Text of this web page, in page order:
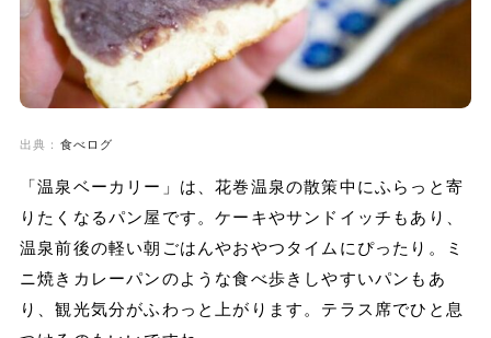
出典： 食べログ
「温泉ベーカリー」は、花巻温泉の散策中にふらっと寄
りたくなるパン屋です。ケーキやサンドイッチもあり、
温泉前後の軽い朝ごはんやおやつタイムにぴったり。ミ
ニ焼きカレーパンのような食べ歩きしやすいパンもあ
り、観光気分がふわっと上がります。テラス席でひと息